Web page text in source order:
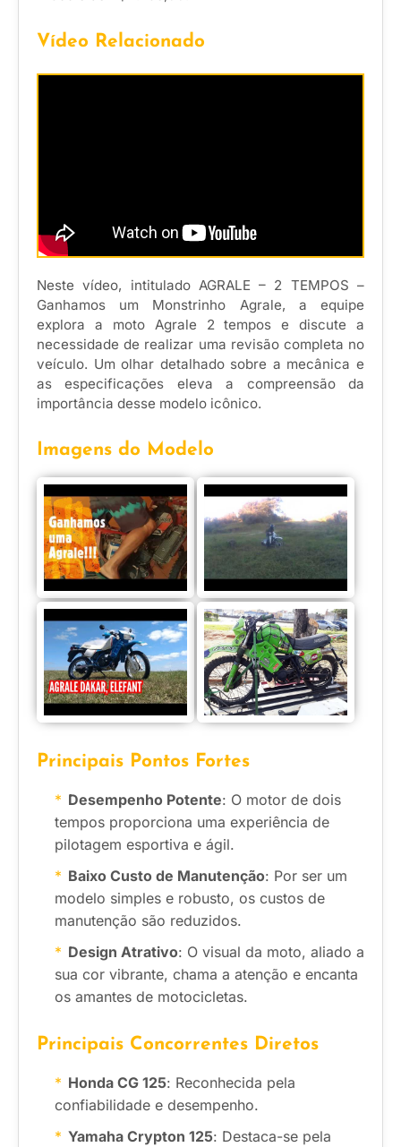
Vídeo Relacionado
Neste vídeo, intitulado AGRALE – 2 TEMPOS –
Ganhamos um Monstrinho Agrale, a equipe
explora a moto Agrale 2 tempos e discute a
necessidade de realizar uma revisão completa no
veículo. Um olhar detalhado sobre a mecânica e
as especificações eleva a compreensão da
importância desse modelo icônico.
Imagens do Modelo
Principais Pontos Fortes
Desempenho Potente: O motor de dois
tempos proporciona uma experiência de
pilotagem esportiva e ágil.
Baixo Custo de Manutenção: Por ser um
modelo simples e robusto, os custos de
manutenção são reduzidos.
Design Atrativo: O visual da moto, aliado a
sua cor vibrante, chama a atenção e encanta
os amantes de motocicletas.
Principais Concorrentes Diretos
Honda CG 125: Reconhecida pela
confiabilidade e desempenho.
Yamaha Crypton 125: Destaca-se pela